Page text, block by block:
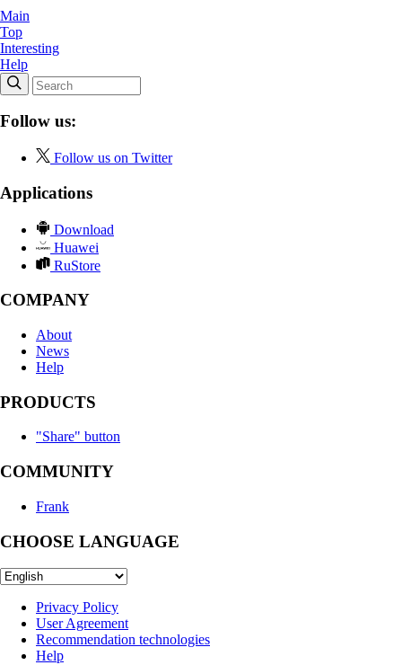
Main
Top
Interesting
Help
Follow us:
Follow us on Twitter
Applications
Download
Huawei
RuStore
COMPANY
About
News
Help
PRODUCTS
"Share" button
COMMUNITY
Frank
CHOOSE LANGUAGE
Privacy Policy
User Agreement
Recommendation technologies
Help